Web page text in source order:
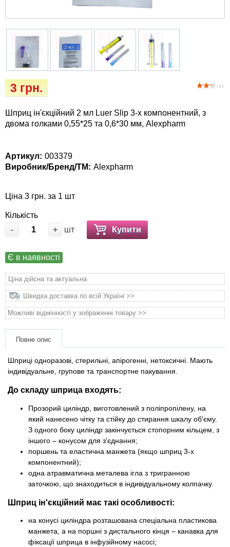
( 2 )
3 грн.
Шприц ін'єкційний 2 мл Luer Slip 3-х компонентний, з
двома голками 0,55*25 та 0,6*30 мм, Alexpharm
Артикул: 003379
Виробник/Бренд/ТМ: Alexpharm
Ціна 3 грн. за 1 шт
Кількість
-
+ шт Купити
Є в наявності
Ціна дійсна та актуальна
Швидка доставка по всій Україні >>
Можливі відмінності у зображенні товару >>
Повне опис
Шприці одноразові, стерильні, апірогенні, нетоксичні. Мають
індивідуальне, групове та транспортне пакування.
До складу шприца входять:
Прозорий циліндр, виготовлений з поліпропілену, на
який нанесено чітку та стійку до стирання шкалу об'єму.
З одного боку циліндр закінчується стопорним кільцем, з
іншого – конусом для з'єднання;
поршень та еластична манжета (якщо шприц 3-х
компонентний);
одна атравматична металева ігла з тригранною
заточкою, що знаходиться в індивідуальному колпачку.
Шприц ін'єкційний має такі особливості:
на конусі циліндра розташована спеціальна пластикова
манжета, а на поршні з дистального кінця – канавка для
фіксації шприца в інфузійному насосі;
Лежаки, будиночки, охолоджуючи
коврики
Миски, автогодівниці, поїлки
Одяг та взуття
Післяопераційні засоби та витратні
Товари для голубів
Товари для гризунів
Товари для коней
Товари для людей
Хозряд - господарчі товари оптом
Популярні зоотоварі
Архів / Знято з виробництва